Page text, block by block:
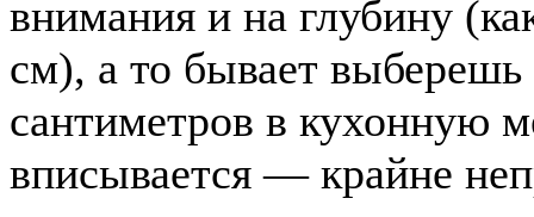
внимания и на глубину
см), а то бывает выберешь
сантиметров в кухонную
вписывается — крайне